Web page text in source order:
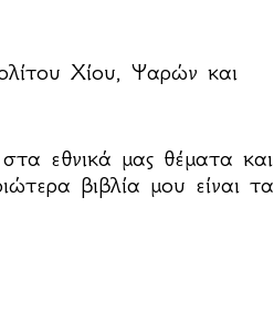
Χίου, Ψαρών και
εθνικά μας θέματα και
βιβλία μου είναι τα